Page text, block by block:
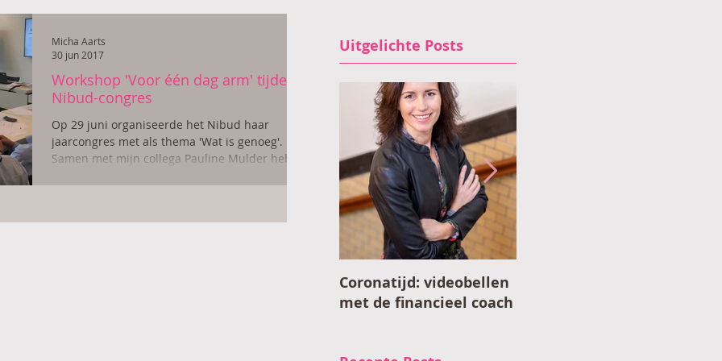
Workshop 'Voor één dag arm' tijdens
Nibud-congres
Op 29 juni organiseerde het Nibud haar
jaarcongres met als thema 'Wat is genoeg'.
Samen met mijn collega Pauline Mulder heb ik
Micha Aarts
30 jun 2017
Uitgelichte Posts
Coronatijd: videobellen
met de financieel coach